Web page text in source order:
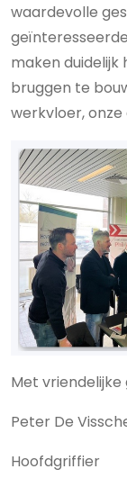
waardevolle
maken duidelijk
bruggen te
werkvloer,
Met
Peter De
Hoofdgriffier